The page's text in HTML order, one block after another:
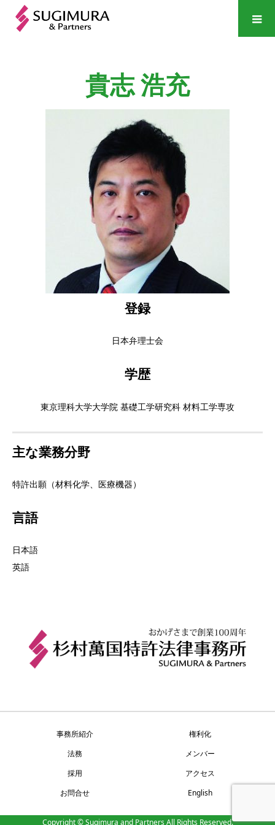
貴志浩充
登録
日本弁理士会
学歴
東京理科大学大学院 基礎工学研究科 材料工学専攻
主な業務分野
特許出願（材料化学、医療機器）
言語
日本語
英語
事務所紹介
権利化
法務
メンバー
採用
アクセス
お問合せ
English
Copyright © Sugimura and Partners All Rights Reserved.